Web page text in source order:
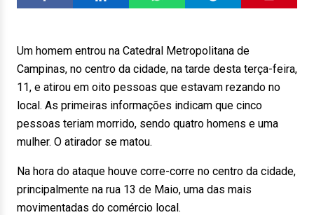
Um homem entrou na Catedral Metropolitana de
Campinas, no centro da cidade, na tarde desta terça-feira,
11, e atirou em oito pessoas que estavam rezando no
local. As primeiras informações indicam que cinco
pessoas teriam morrido, sendo quatro homens e uma
mulher. O atirador se matou.
Na hora do ataque houve corre-corre no centro da cidade,
principalmente na rua 13 de Maio, uma das mais
movimentadas do comércio local.